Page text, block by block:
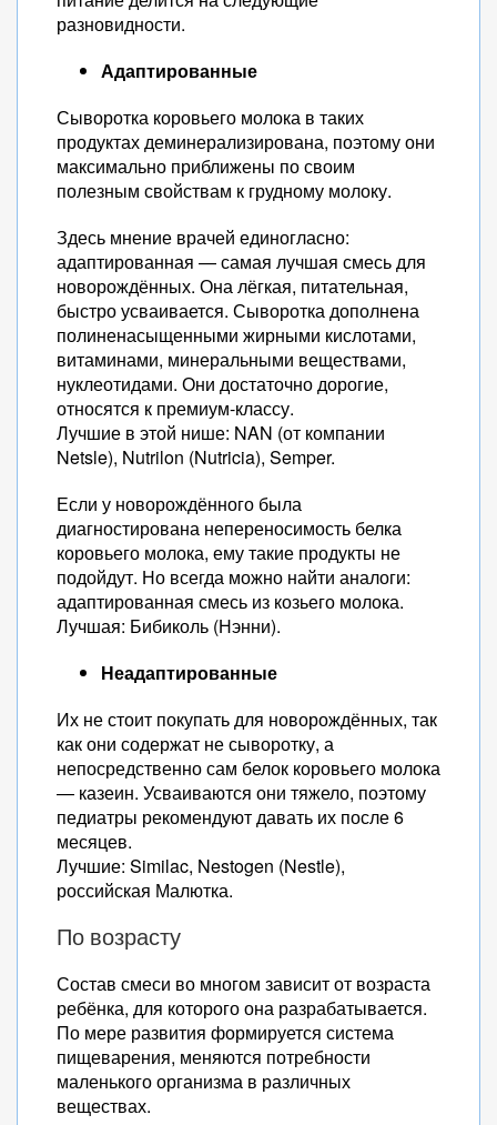
разновидности.
Адаптированные
Сыворотка коровьего молока в таких
продуктах деминерализирована, поэтому они
максимально приближены по своим
полезным свойствам к грудному молоку.
Здесь мнение врачей единогласно:
адаптированная — самая лучшая смесь для
новорождённых. Она лёгкая, питательная,
быстро усваивается. Сыворотка дополнена
полиненасыщенными жирными кислотами,
витаминами, минеральными веществами,
нуклеотидами. Они достаточно дорогие,
относятся к премиум-классу.
Лучшие в этой нише: NAN (от компании
Netsle), Nutrilon (Nutricia), Semper.
Если у новорождённого была
диагностирована непереносимость белка
коровьего молока, ему такие продукты не
подойдут. Но всегда можно найти аналоги:
адаптированная смесь из козьего молока.
Лучшая: Бибиколь (Нэнни).
Неадаптированные
Их не стоит покупать для новорождённых, так
как они содержат не сыворотку, а
непосредственно сам белок коровьего молока
— казеин. Усваиваются они тяжело, поэтому
педиатры рекомендуют давать их после 6
месяцев.
Лучшие: Similac, Nestogen (Nestle),
российская Малютка.
По возрасту
Состав смеси во многом зависит от возраста
ребёнка, для которого она разрабатывается.
По мере развития формируется система
пищеварения, меняются потребности
маленького организма в различных
веществах.